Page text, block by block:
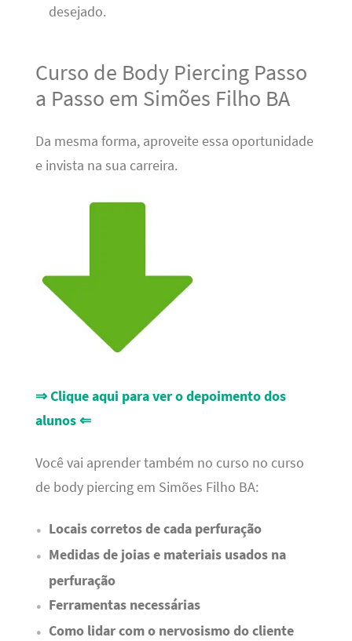
desejado.
Curso de Body Piercing Passo
a Passo em Simões Filho BA
Da mesma forma, aproveite essa oportunidade
e invista na sua carreira.
⇒ Clique aqui para ver o depoimento dos
alunos ⇐
Você vai aprender também no curso no curso
de body piercing em Simões Filho BA:
Locais corretos de cada perfuração
Medidas de joias e materiais usados na
perfuração
Ferramentas necessárias
Como lidar com o nervosismo do cliente